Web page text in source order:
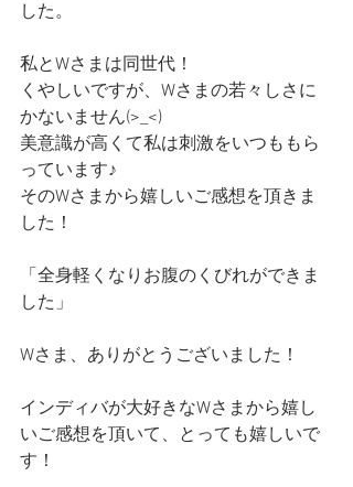
した。
私とWさまは同世代！
くやしいですが、Wさまの若々しさに
かないません(>_<)
美意識が高くて私は刺激をいつももら
っています♪
そのWさまから嬉しいご感想を頂きま
した！
「全身軽くなりお腹のくびれができま
した」
Wさま、ありがとうございました！
インディバが大好きなWさまから嬉し
いご感想を頂いて、とっても嬉しいで
す！